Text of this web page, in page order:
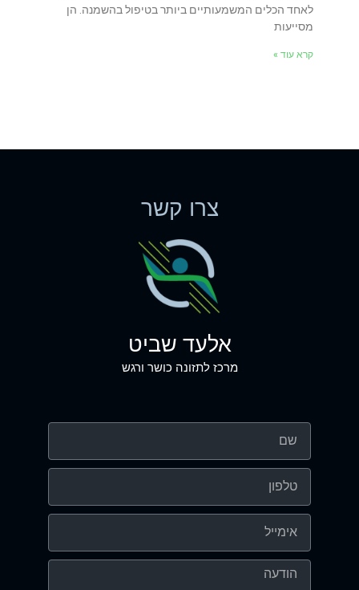
לאחד הכלים המשמעותיים ביותר בטיפול בהשמנה. הן
מסייעות
קרא עוד »
צרו קשר
אלעד שביט
מרכז לתזונה כושר ורגש